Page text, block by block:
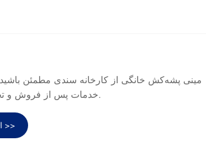
خدمات پس از فروش و تحویل به موقع را به شما ارائه خواهیم داد.
ارسال استعلام >>